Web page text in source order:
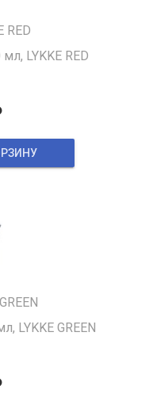
RED
LYKKE RED
LYKKE GREEN